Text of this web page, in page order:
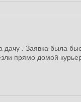
. Заявка была
прямо домой